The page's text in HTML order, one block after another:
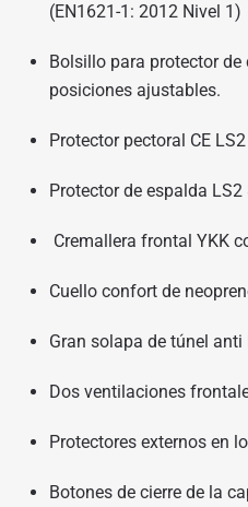
(EN1621-1: 2012 Nivel 1)
Bolsillo para protector
posiciones ajustables.
Protector pectoral CE
Protector de espalda
Cremallera frontal YKK
Cuello confort de
Gran solapa de túnel anti
Dos ventilaciones
Protectores externos en
Botones de cierre de la